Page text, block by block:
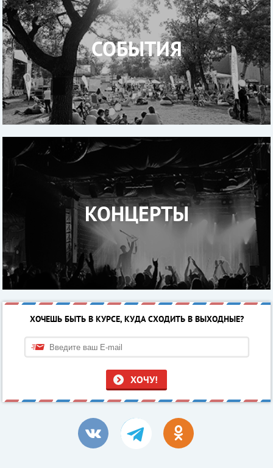
СОБЫТИЯ
КОНЦЕРТЫ
ХОЧЕШЬ БЫТЬ В КУРСЕ, КУДА СХОДИТЬ В ВЫХОДНЫЕ?
ХОЧУ!